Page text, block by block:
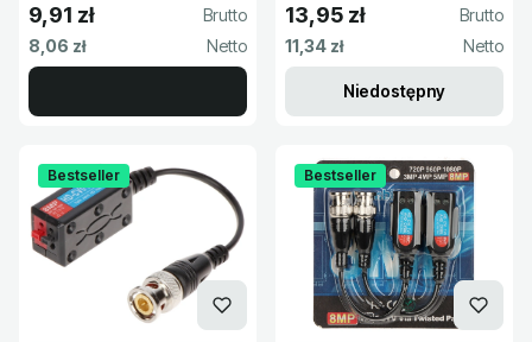
Cena brutto
9,91 zł
Cena netto
8,06 zł
Cena brutto
13,95 zł
Cena netto
11,34 zł
Niedostępny
Bestseller Bestseller